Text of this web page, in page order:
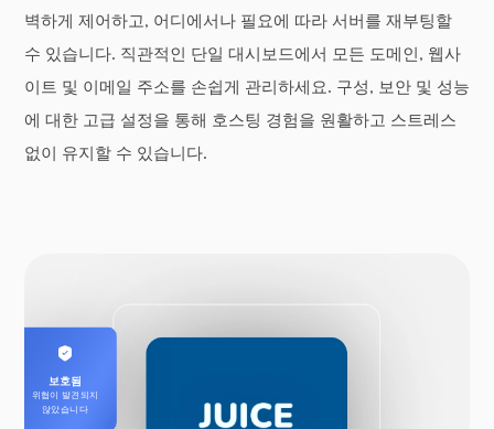
벽하게 제어하고, 어디에서나 필요에 따라 서버를 재부팅할
수 있습니다. 직관적인 단일 대시보드에서 모든 도메인, 웹사
이트 및 이메일 주소를 손쉽게 관리하세요. 구성, 보안 및 성능
에 대한 고급 설정을 통해 호스팅 경험을 원활하고 스트레스
없이 유지할 수 있습니다.
보호됨
위협이 발견되지
않았습니다